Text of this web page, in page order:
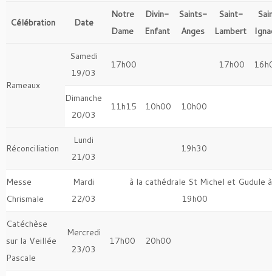
Célébration Date
Notre
Dame
Divin-
Enfant
Saints-
Anges
Saint-
Lambert
Rameaux
Samedi
19/03
17h00 17h00
Dimanche
20/03
11h15 10h00 10h00
Réconciliation
Lundi
21/03
19h30
Messe
Chrismale
Mardi
22/03
à la cathédrale St Michel et Gudule à
19h00
Catéchèse
sur la Veillée
Pascale
Mercredi
23/03
17h00 20h00